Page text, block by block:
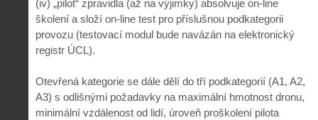
(iv) „pilot“ zpravidla (až na výjimky) absolvuje on-line
školení a složí on-line test pro příslušnou podkategorii
provozu (testovací modul bude navázán na elektronický
registr ÚCL).
Otevřená kategorie se dále dělí do tří podkategorií (A1, A2,
A3) s odlišnými požadavky na maximální hmotnost dronu,
minimální vzdálenost od lidí, úroveň proškolení pilota